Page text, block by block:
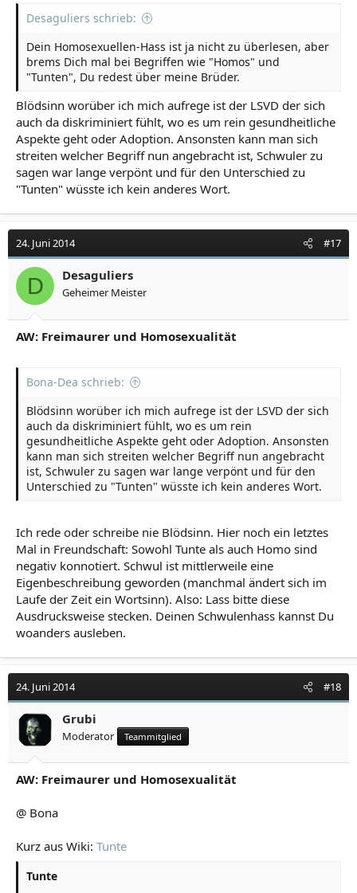
Desaguliers schrieb:
Dein Homosexuellen-Hass ist ja nicht zu überlesen, aber
brems Dich mal bei Begriffen wie "Homos" und
"Tunten", Du redest über meine Brüder.
Blödsinn worüber ich mich aufrege ist der LSVD der sich
auch da diskriminiert fühlt, wo es um rein gesundheitliche
Aspekte geht oder Adoption. Ansonsten kann man sich
streiten welcher Begriff nun angebracht ist, Schwuler zu
sagen war lange verpönt und für den Unterschied zu
"Tunten" wüsste ich kein anderes Wort.
24. Juni 2014 #17
D Desaguliers
Geheimer Meister
AW: Freimaurer und Homosexualität
Bona-Dea schrieb:
Blödsinn worüber ich mich aufrege ist der LSVD der sich
auch da diskriminiert fühlt, wo es um rein
gesundheitliche Aspekte geht oder Adoption. Ansonsten
kann man sich streiten welcher Begriff nun angebracht
ist, Schwuler zu sagen war lange verpönt und für den
Unterschied zu "Tunten" wüsste ich kein anderes Wort.
Ich rede oder schreibe nie Blödsinn. Hier noch ein letztes
Mal in Freundschaft: Sowohl Tunte als auch Homo sind
negativ konnotiert. Schwul ist mittlerweile eine
Eigenbeschreibung geworden (manchmal ändert sich im
Laufe der Zeit ein Wortsinn). Also: Lass bitte diese
Ausdrucksweise stecken. Deinen Schwulenhass kannst Du
woanders ausleben.
24. Juni 2014 #18
Grubi
Moderator Teammitglied
AW: Freimaurer und Homosexualität
@ Bona
Kurz aus Wiki: Tunte
Tunte